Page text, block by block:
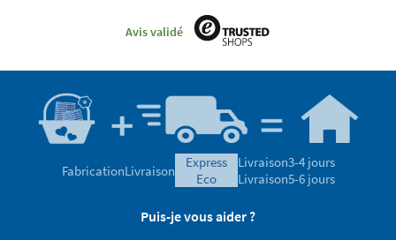
Avis validé
FabricationLivraison
express
eco
Livraison3-4 jours
Livraison5-6 jours
Puis-je vous aider ?